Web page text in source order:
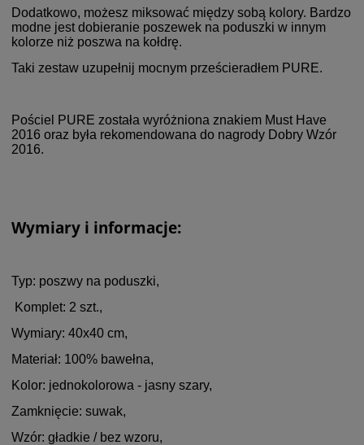
Dodatkowo, możesz miksować między sobą kolory. Bardzo
modne jest dobieranie poszewek na poduszki w innym
kolorze niż poszwa na kołdrę.
Taki zestaw uzupełnij mocnym prześcieradłem PURE.
Pościel PURE została wyróżniona znakiem Must Have
2016 oraz była rekomendowana do nagrody Dobry Wzór
2016.
Wymiary i informacje:
Typ: poszwy na poduszki,
Komplet: 2 szt.,
Wymiary: 40x40 cm,
Materiał: 100% bawełna,
Kolor: jednokolorowa - jasny szary,
Zamknięcie: suwak,
Wzór: gładkie / bez wzoru,